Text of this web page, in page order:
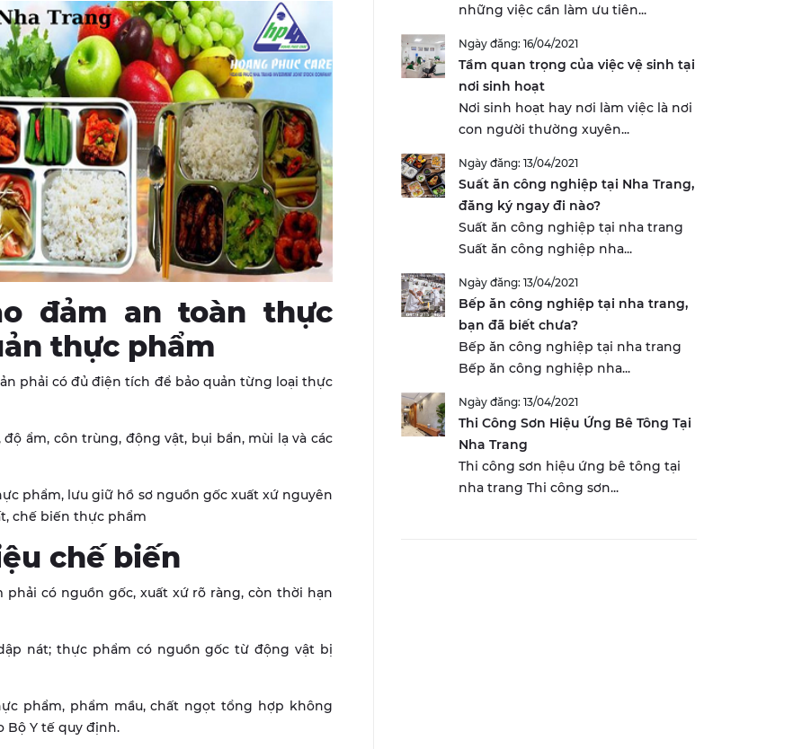
đảm an toàn thực
thực phẩm
phải có đủ điện tích để bảo quản từng loại thực
ẩm, côn trùng, động vật, bụi bẩn, mùi lạ và các
phẩm, lưu giữ hồ sơ nguồn gốc xuất xứ nguyên
chế biến thực phẩm
chế biến
có nguồn gốc, xuất xứ rõ ràng, còn thời hạn
nát; thực phẩm có nguồn gốc từ động vật bị
phẩm, phẩm mầu, chất ngọt tổng hợp không
Bộ Y tế quy định.
những việc cần làm ưu tiên...
Ngày đăng: 16/04/2021
Tầm quan trọng của việc vệ sinh tại
nơi sinh hoạt
Nơi sinh hoạt hay nơi làm việc là nơi
con người thường xuyên...
Ngày đăng: 13/04/2021
Suất ăn công nghiệp tại Nha Trang,
đăng ký ngay đi nào?
Suất ăn công nghiệp tại nha trang
Suất ăn công nghiệp nha...
Ngày đăng: 13/04/2021
Bếp ăn công nghiệp tại nha trang,
bạn đã biết chưa?
Bếp ăn công nghiệp tại nha trang
Bếp ăn công nghiệp nha...
Ngày đăng: 13/04/2021
Thi Công Sơn Hiệu Ứng Bê Tông Tại
Nha Trang
Thi công sơn hiệu ứng bê tông tại
nha trang Thi công sơn...